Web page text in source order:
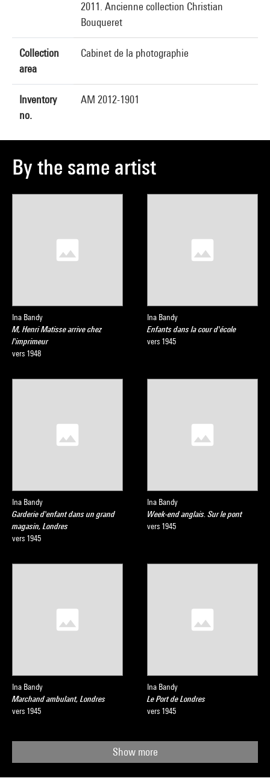
2011. Ancienne collection Christian
Bouqueret
Collection
area
Cabinet de la photographie
Inventory
no.
AM 2012-1901
By the same artist
Ina Bandy
M, Henri Matisse arrive chez
l'imprimeur
vers 1948
Ina Bandy
Enfants dans la cour d'école
vers 1945
Ina Bandy
Garderie d'enfant dans un grand
magasin, Londres
vers 1945
Ina Bandy
Week-end anglais. Sur le pont
vers 1945
Ina Bandy
Marchand ambulant, Londres
vers 1945
Ina Bandy
Le Port de Londres
vers 1945
Show more